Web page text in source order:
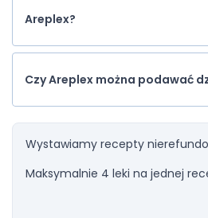
Areplex?
Czy Areplex można podawać
Wystawiamy recepty
Maksymalnie 4 leki na jednej